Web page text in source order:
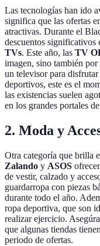
Las tecnologías han ido
significa que las ofertas
atractivas. Durante el
descuentos significativos
TVs. Este año, las TV
imagen, sino también por
un televisor para disfrutar
deportivos, este es el
las existencias suelen
en los grandes portales
2. Moda y
Otra categoría que brilla
Zalando y ASOS
de vestir, calzado y
guardarropa con piezas
durante todo el año.
ropa deportiva, que son
realizar ejercicio.
que algunas tiendas
periodo de ofertas.